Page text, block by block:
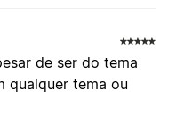
de ser do tema
qualquer tema ou